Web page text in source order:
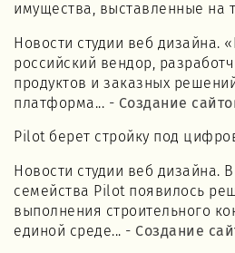
имущества, выставленные на
Новости студии веб дизайна.
российский вендор,
продуктов и заказных
платформа... - Создание
Pilot берет стройку под
Новости студии веб дизайна.
семейства Pilot появилось
выполнения строительного
единой среде... - Создание